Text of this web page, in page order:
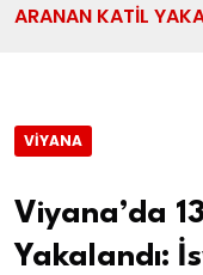
ARANAN KATIL
VIYANA
Viyana’da
Yakalandı: